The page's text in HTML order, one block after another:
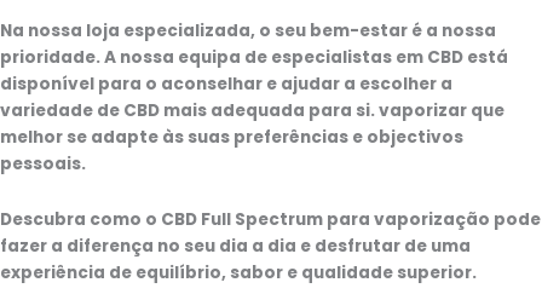
Na nossa loja especializada, o seu bem-estar é a nossa
prioridade. A nossa equipa de especialistas em CBD está
disponível para o aconselhar e ajudar a escolher a
variedade de CBD mais adequada para si.vaporizar que
melhor se adapte às suas preferências e objectivos
pessoais.
Descubra como o CBD Full Spectrum para vaporização pode
fazer a diferença no seu dia a dia e desfrutar de uma
experiência de equilíbrio, sabor e qualidade superior.